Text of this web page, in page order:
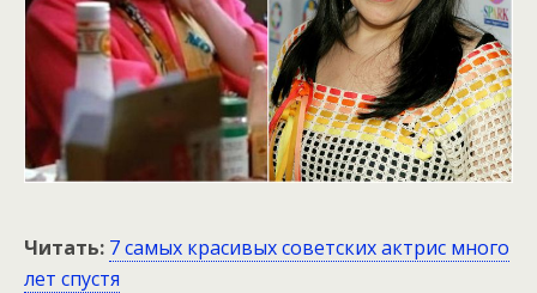
Читать: 7 самых красивых советских актрис много
лет спустя